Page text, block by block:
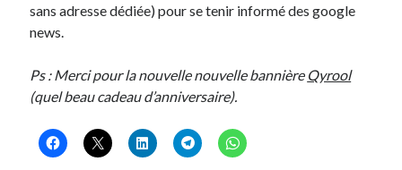
Non classé
Parole de Follower
Photos
Post inutile
Sons
sans adresse dédiée) pour se tenir informé des google
news.
Ps : Merci pour la nouvelle nouvelle bannière Qyrool
(quel beau cadeau d’anniversaire).